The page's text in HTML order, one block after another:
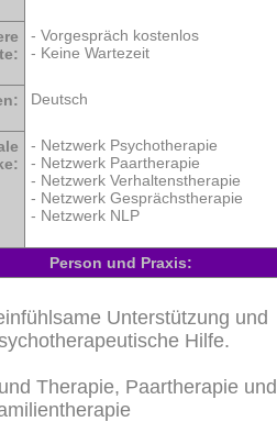
- Vorgespräch kostenlos
- Keine Wartezeit
Deutsch
- Netzwerk Psychotherapie
- Netzwerk Paartherapie
- Netzwerk Verhaltenstherapie
- Netzwerk Gesprächstherapie
- Netzwerk NLP
Person und Praxis:
Unterstützung und
Hilfe.
Therapie, Paartherapie und